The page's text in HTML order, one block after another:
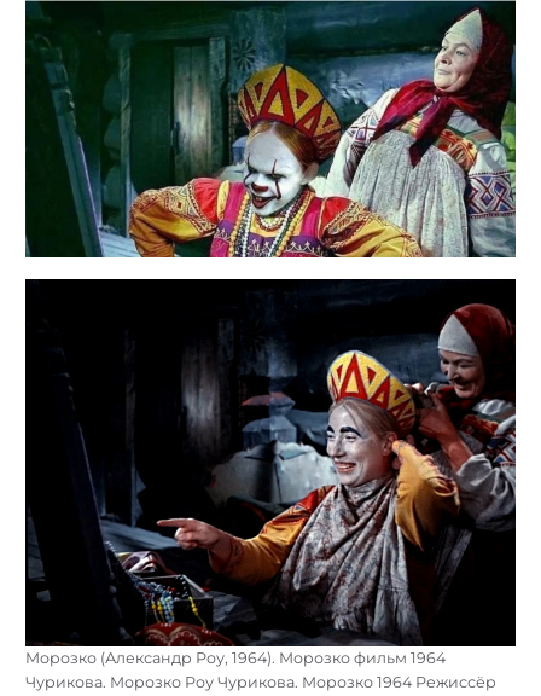
Морозко (Александр Роу, 1964). Морозко фильм 1964
Чурикова. Морозко Роу Чурикова. Морозко 1964 Режиссёр